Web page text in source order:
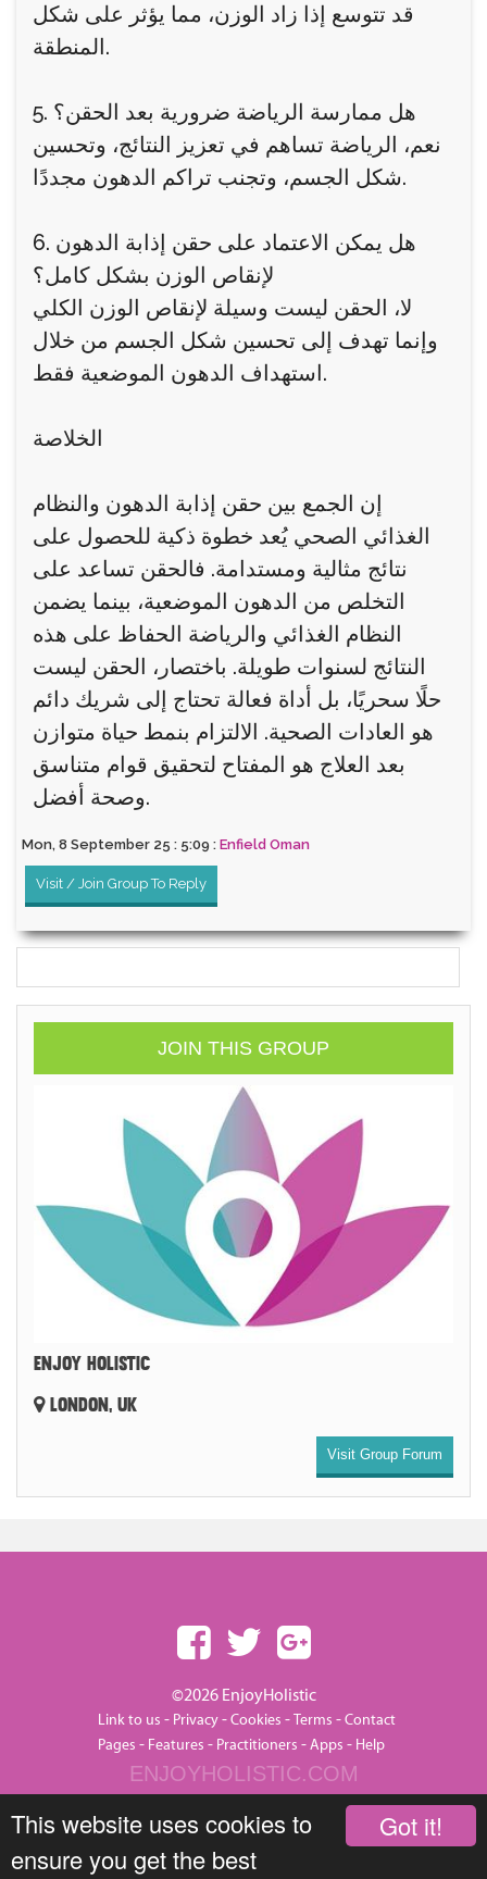
Got it!
This website uses cookies to
ensure you get the best
قد تتوسع إذا زاد الوزن، مما يؤثر على شكل
المنطقة.
5. هل ممارسة الرياضة ضرورية بعد الحقن؟
نعم، الرياضة تساهم في تعزيز النتائج، وتحسين
شكل الجسم، وتجنب تراكم الدهون مجددًا.
6. هل يمكن الاعتماد على حقن إذابة الدهون
لإنقاص الوزن بشكل كامل؟
لا، الحقن ليست وسيلة لإنقاص الوزن الكلي
وإنما تهدف إلى تحسين شكل الجسم من خلال
استهداف الدهون الموضعية فقط.
الخلاصة
إن الجمع بين حقن إذابة الدهون والنظام
الغذائي الصحي يُعد خطوة ذكية للحصول على
نتائج مثالية ومستدامة. فالحقن تساعد على
التخلص من الدهون الموضعية، بينما يضمن
النظام الغذائي والرياضة الحفاظ على هذه
النتائج لسنوات طويلة. باختصار، الحقن ليست
حلًا سحريًا، بل أداة فعالة تحتاج إلى شريك دائم
هو العادات الصحية. الالتزام بنمط حياة متوازن
بعد العلاج هو المفتاح لتحقيق قوام متناسق
وصحة أفضل.
Mon, 8 September 25 : 5:09 : Enfield Oman
Visit / Join Group To Reply
JOIN THIS GROUP
ENJOY HOLISTIC
LONDON, UK
Visit Group Forum
©2026 EnjoyHolistic
Link to us - Privacy-Cookies -Terms -Contact
Pages - Features - Practitioners -Apps - Help
ENJOYHOLISTIC.COM